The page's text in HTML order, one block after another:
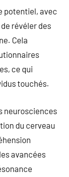
potentiel, avec
révéler des
Cela
ce qui
touchés.
neurosciences
du cerveau
avancées